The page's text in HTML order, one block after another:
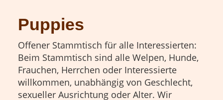
Puppies
Offener Stammtisch für alle Interessierten:
Beim Stammtisch sind alle Welpen, Hunde,
Frauchen, Herrchen oder Interessierte
willkommen, unabhängig von Geschlecht,
sexueller Ausrichtung oder Alter. Wir